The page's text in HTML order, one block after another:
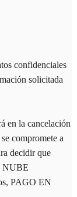
confidenciales
solicitada
en la cancelación
compromete a
decidir que
NUBE
PAGO EN